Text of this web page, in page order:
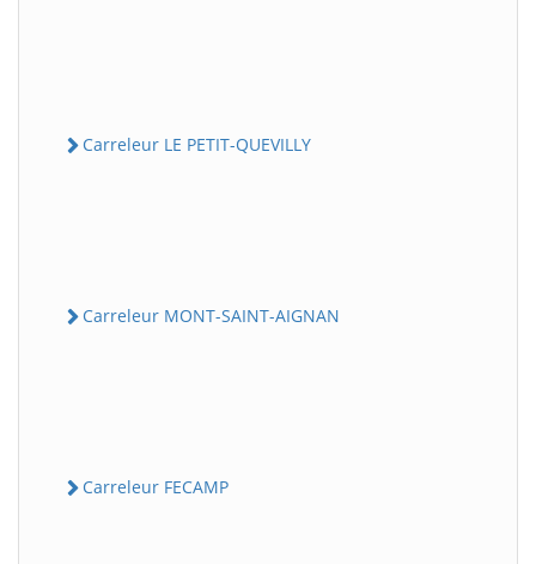
Carreleur LE PETIT-QUEVILLY
Carreleur MONT-SAINT-AIGNAN
Carreleur FECAMP